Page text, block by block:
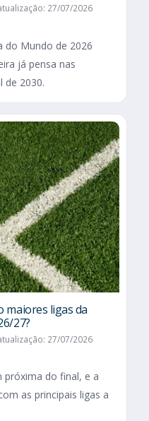
27/07/2026
do Mundo de 2026
já pensa nas
de 2030.
maiores ligas da
27?
27/07/2026
próxima do final, e a
as principais ligas a